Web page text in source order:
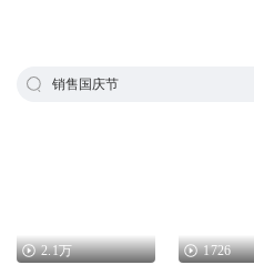
销售国庆节
2.1万 1726